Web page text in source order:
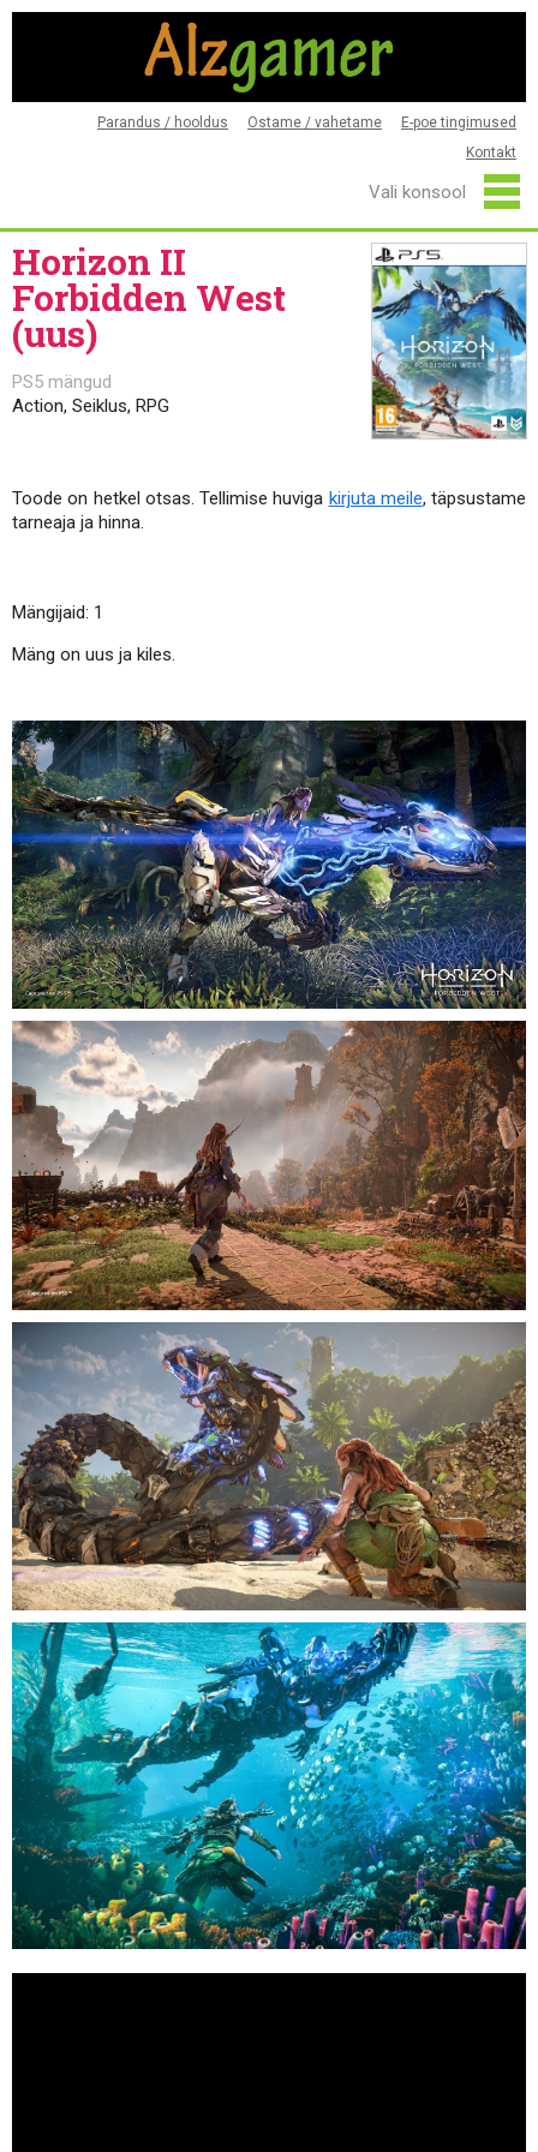
Parandus / hooldus Ostame / vahetame
E-poe tingimused
Kontakt
Horizon II
Forbidden West
(uus)
PS5 mängud
Action, Seiklus, RPG
Toode on hetkel otsas. Tellimise huviga kirjuta meile, täpsustame
tarneaja ja hinna.
Mängijaid: 1
Mäng on uus ja kiles.